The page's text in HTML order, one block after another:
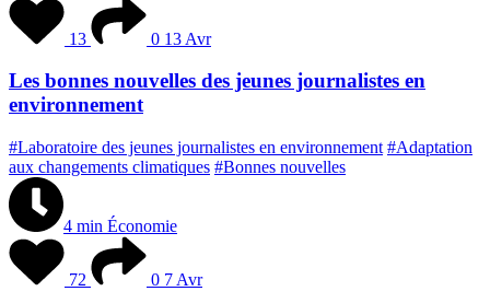
13 0 13 Avr
Les bonnes nouvelles des jeunes journalistes en
environnement
#Laboratoire des jeunes journalistes en environnement #Adaptation
aux changements climatiques #Bonnes nouvelles
4 min Économie
72 0 7 Avr